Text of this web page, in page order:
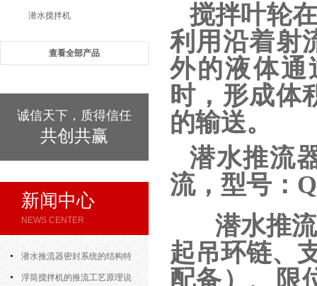
潜水搅拌机
查看全部产品
诚信天下，质得信任
共创共赢
新闻中心
NEWS CENTER
潜水推流器密封系统的结构特
点与渗漏故障处理
浮筒搅拌机的推流工艺原理说
搅拌叶轮
利用沿着射
外的液体通
时，形成体
的输送。
潜水推流
流，型号：
潜水推流
起吊环链、
配备）、限